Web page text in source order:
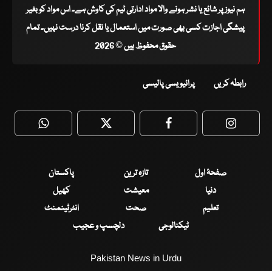
ہم نیوز پر شائع یا نشر ہونے والا مواد ادارتی ٹیم کی کاوش ہے۔ اس مواد کو بغیر
پیشگی اجازت کسی بھی صورت میں استعمال یا نقل کرنا درست نہیں۔ تمام
حقوق محفوظ ہیں © 2026
رابطہ کریں پرائیویسی پالیسی
WhatsApp Twitter Facebook
صفحۂ اول تازہ ترین
پاکستان
دنیا
معیشت
کھیل
تعلیم
صحت
انٹرٹینمنٹ
ٹیکنالوجی
دلچسپ و عجیب
Pakistan News in Urdu